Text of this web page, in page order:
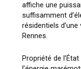
affiche une
suffisamment
résidentiels
Rennes.
Propriété de